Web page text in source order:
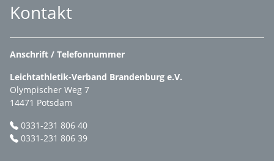
Kontakt
Anschrift / Telefonnummer
Leichtathletik-Verband Brandenburg e.V.
Olympischer Weg 7
14471 Potsdam
0331-231 806 40
0331-231 806 39